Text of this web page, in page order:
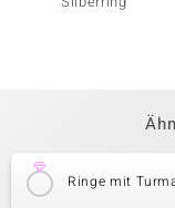
Ringe mit